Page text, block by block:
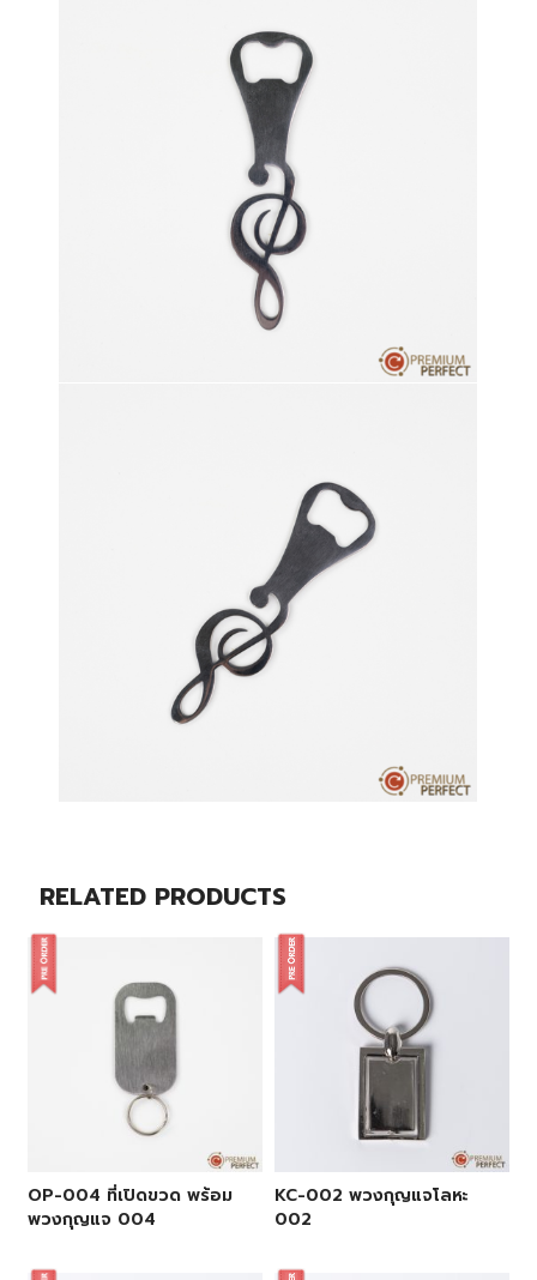
RELATED PRODUCTS
OP-004 ที่เปิดขวด พร้อม
พวงกุญแจ 004
KC-002 พวงกุญแจโลหะ
002